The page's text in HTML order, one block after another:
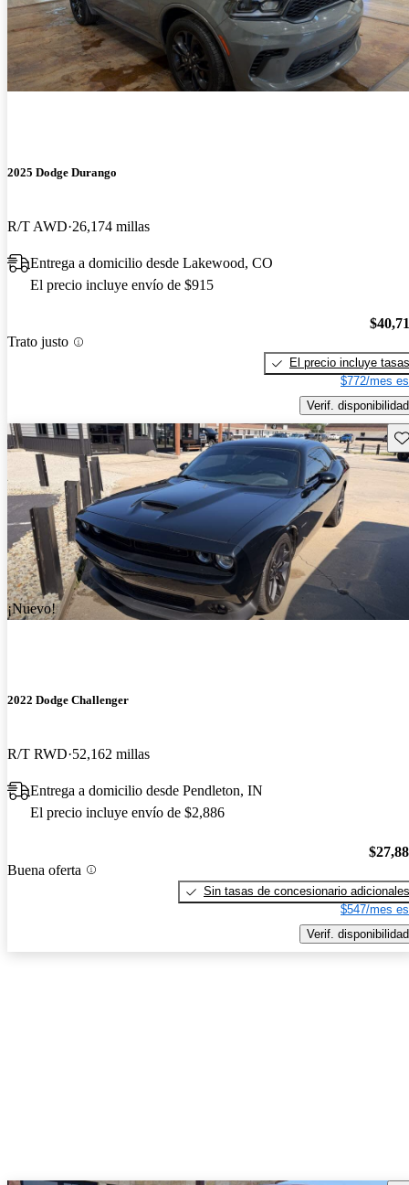
2025 Dodge Durango
R/T AWD 26,174 millas
Entrega a domicilio desde Lakewood, CO
El precio incluye envío de $915
Trato justo
El precio incluye tasas
$772/mes
Verif. disponibilidad
¡Nuevo!
2022 Dodge Challenger
R/T RWD 52,162 millas
Entrega a domicilio desde Pendleton, IN
El precio incluye envío de $2,886
Buena oferta
Sin tasas de concesionario adicionales
$547/mes
Verif. disponibilidad